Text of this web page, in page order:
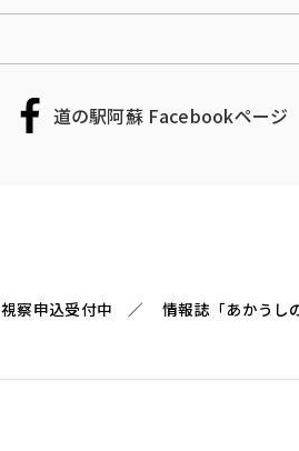
道の駅阿蘇 Facebookページ
視察申込受付中 情報誌「あかうし